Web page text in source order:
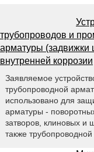
трубопроводов и
арматуры
внутренней коррозии
Заявляемое
трубопроводной
использовано для
арматуры -
затворов, клиновых
также